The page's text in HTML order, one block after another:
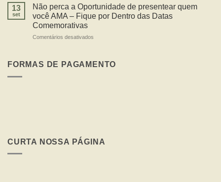
de
conservação
13
set
Não perca a Oportunidade de presentear quem
você AMA – Fique por Dentro das Datas
Comemorativas
Comentários desativados
a
por
Dentro
FORMAS DE PAGAMENTO
CURTA NOSSA PÁGINA